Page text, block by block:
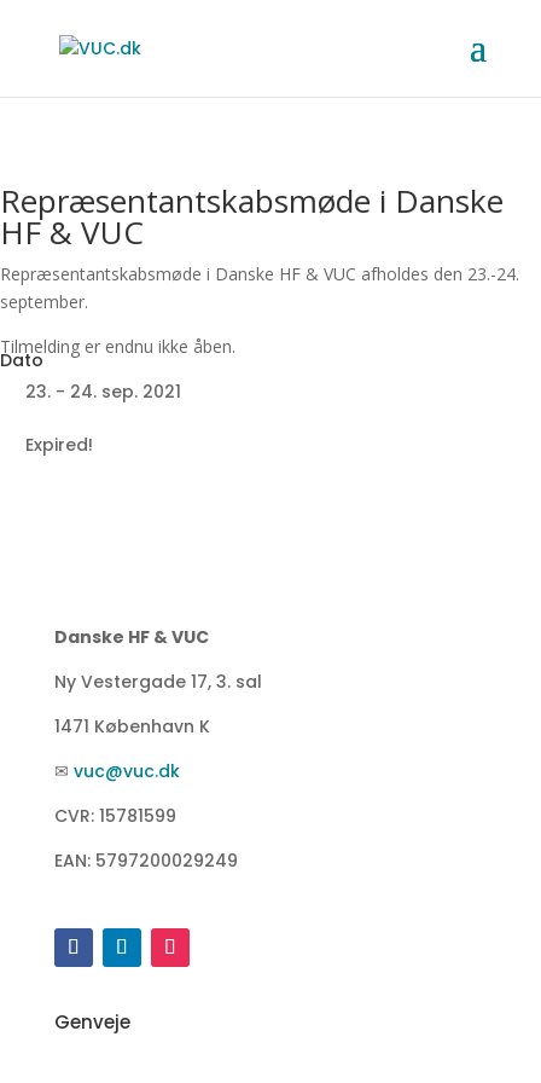
Repræsentantskabsmøde i Danske
HF & VUC
Repræsentantskabsmøde i Danske HF & VUC afholdes den 23.-24.
september.
Tilmelding er endnu ikke åben.
23. - 24. sep. 2021
Expired!
Danske HF & VUC
Ny Vestergade 17, 3. sal
1471 København K
✉ vuc@vuc.dk
CVR: 15781599
EAN: 5797200029249
Genveje